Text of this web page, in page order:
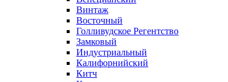
Винтаж
Восточный
Голливудское Регентство
Замковый
Индустриальный
Калифорнийский
Китч